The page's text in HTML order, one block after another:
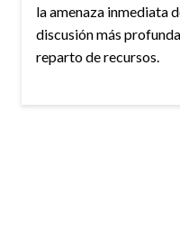
la amenaza inmediata
discusión más
reparto de recursos.